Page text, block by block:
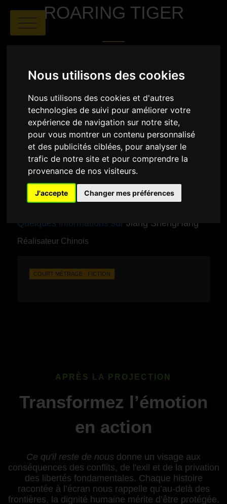
Nous utilisons des cookies
Nous utilisons des cookies et d'autres
technologies de suivi pour améliorer votre
expérience de navigation sur notre site,
pour vous montrer un contenu personnalisé
et des publicités ciblées, pour analyser le
trafic de notre site et pour comprendre la
provenance de nos visiteurs.
J'accepte Changer mes préférences
ROARING TIGER
Jiang ShengHang | 00:02 | Chine
SYNOPSIS
Film d'animation 3D dans le style de la céramique et
du verre émaillé. L’histoire raconte la vie quotidienne
du protagoniste « Petit Tigre » et des petits animaux
de « Handsome Jungle » déclenchant diverses
blagues.
Quelques informations sur Jiang ShengHang
Réalisateur Chinois
COURT MÉTRAGE - FICTION
APRÈS LA PROJECTION
Transformez l’émotion
en action
Ce qu'il reste de nous donne un visage aux
conséquences des conflits, de l'exil et de la privation
des libertés fondamentales. Chaque histoire
racontée à l’écran nous rappelle qu’au-delà des
frontières, la dignité humaine mérite d’être protégée.